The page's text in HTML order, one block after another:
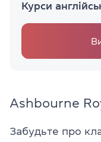
Курси
Ashbourne
Забудьте про